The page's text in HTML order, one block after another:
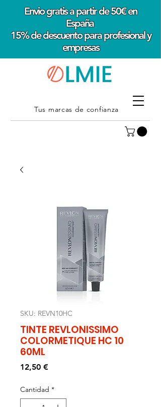
Envio gratis a partir de 50€ en
España
15% de descuento para profesional y
empresas
Tus marcas de confianza
SKU: REVN10HC
TINTE REVLONISSIMO
COLORMETIQUE HC 10
60ML
12,50 €Precio
Cantidad *